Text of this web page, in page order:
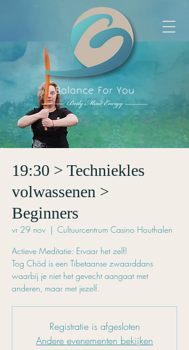
19:30 > Techniekles
volwassenen >
Beginners
vr 29 nov
  |
Cultuurcentrum Casino Houthalen
Actieve Meditatie: Ervaar het zelf!
Tog Chöd is een Tibetaanse zwaarddans
waarbij je niet het gevecht aangaat met
anderen, maar met jezelf.
Registratie is afgesloten
Andere evenementen bekijken